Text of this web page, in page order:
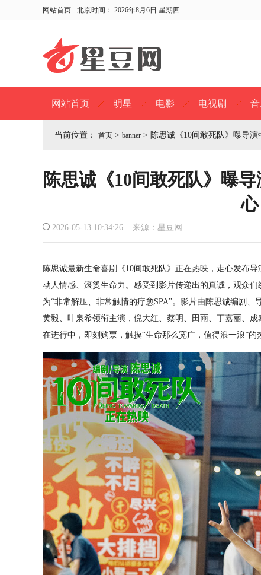
网站首页 北京时间： 2026年8月6日 星期四
网站首页 明星 电影 电视剧
当前位置： 首页 > banner > 陈思诚《10间敢死队》曝导
陈思诚《10间敢死队》曝
心
2026-05-13 10:34:26 来源：星豆网
陈思诚最新生命喜剧《10间敢死队》正在热映，走心发布
动人情感、滚烫生命力。感受到影片传递出的真诚，观众
为“非常解压、非常触情的疗愈SPA”。影片由陈思诚编剧、
黄毅、叶泉希领衔主演，倪大红、蔡明、田雨、丁嘉丽、
在进行中，即刻购票，触摸“生命那么宽广，值得浪一浪”的